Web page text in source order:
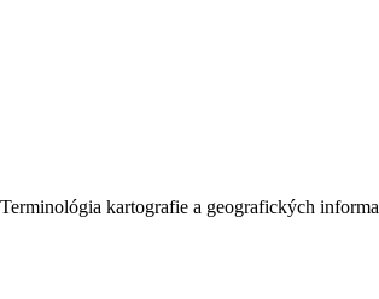
kartografie a geografických